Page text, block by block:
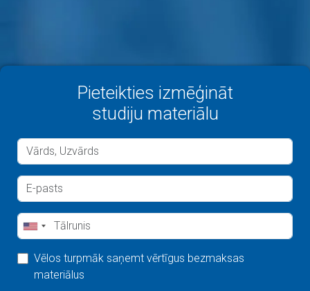
Pieteikties izmēģināt
studiju materiālu
Vēlos turpmāk saņemt vērtīgus bezmaksas
materiālus